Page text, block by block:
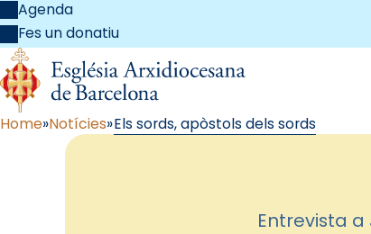
Agenda
Fes un donatiu
Home Notícies Els sords, apòstols dels sords
Entrevista